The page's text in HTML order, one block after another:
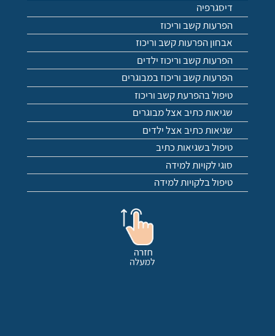
דיסגרפיה
הפרעות קשב וריכוז
אבחון הפרעות קשב וריכוז
הפרעות קשב וריכוז ילדים
הפרעות קשב וריכוז במבוגרים
טיפול בהפרעת קשב וריכוז
שגיאות כתיב אצל מבוגרים
שגיאות כתיב אצל ילדים
טיפול בשגיאות כתיב
סוגי לקויות למידה
טיפול בלקויות למידה